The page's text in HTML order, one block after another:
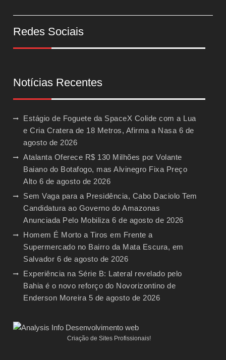
Redes Sociais
Notícias Recentes
Estágio de Foguete da SpaceX Colide com a Lua
e Cria Cratera de 18 Metros, Afirma a Nasa 6 de
agosto de 2026
Atalanta Oferece R$ 130 Milhões por Volante
Baiano do Botafogo, mas Alvinegro Fixa Preço
Alto 6 de agosto de 2026
Sem Vaga para a Presidência, Cabo Daciolo Tem
Candidatura ao Governo do Amazonas
Anunciada Pelo Mobiliza 6 de agosto de 2026
Homem É Morto a Tiros em Frente a
Supermercado no Bairro da Mata Escura, em
Salvador 6 de agosto de 2026
Experiência na Série B: Lateral revelado pelo
Bahia é o novo reforço do Novorizontino de
Enderson Moreira 5 de agosto de 2026
Criação de Sites Profissionais!